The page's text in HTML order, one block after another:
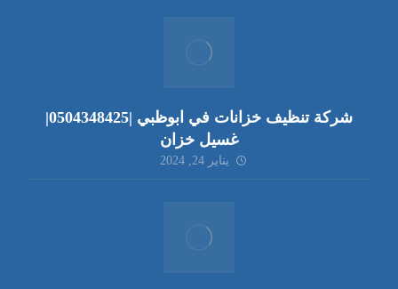
شركة تنظيف خزانات في ابوظبي |0504348425|
غسيل خزان
يناير 24, 2024